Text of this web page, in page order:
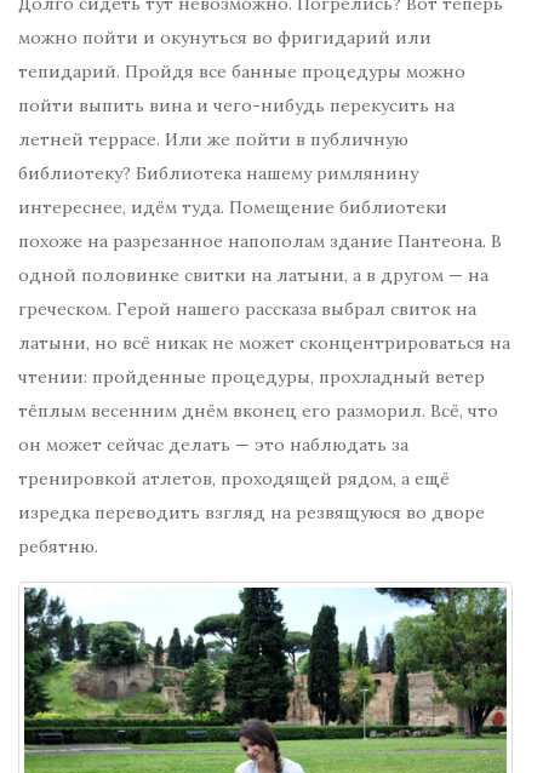
можно пойти и окунуться во фригидарий или
тепидарий. Пройдя все банные процедуры можно
пойти выпить вина и чего-нибудь перекусить на
летней террасе. Или же пойти в публичную
библиотеку? Библиотека нашему римлянину
интереснее, идём туда. Помещение библиотеки
похоже на разрезанное напополам здание Пантеона. В
одной половинке свитки на латыни, а в другом — на
греческом. Герой нашего рассказа выбрал свиток на
латыни, но всё никак не может сконцентрироваться на
чтении: пройденные процедуры, прохладный ветер
тёплым весенним днём вконец его разморил. Всё, что
он может сейчас делать — это наблюдать за
тренировкой атлетов, проходящей рядом, а ещё
изредка переводить взгляд на резвящуюся во дворе
ребятню.